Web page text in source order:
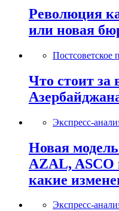
Революция
или новая
Постсоветское
Что стоит
Экспресс-
Новая
AZAL, ASCO
какие
Экспресс-